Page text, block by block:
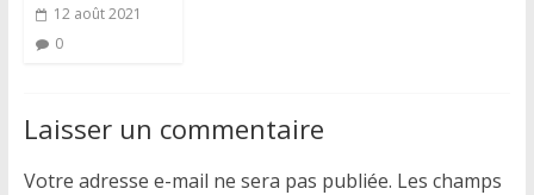
12 août 2021
0
Laisser un commentaire
Votre adresse e-mail ne sera pas publiée. Les champs